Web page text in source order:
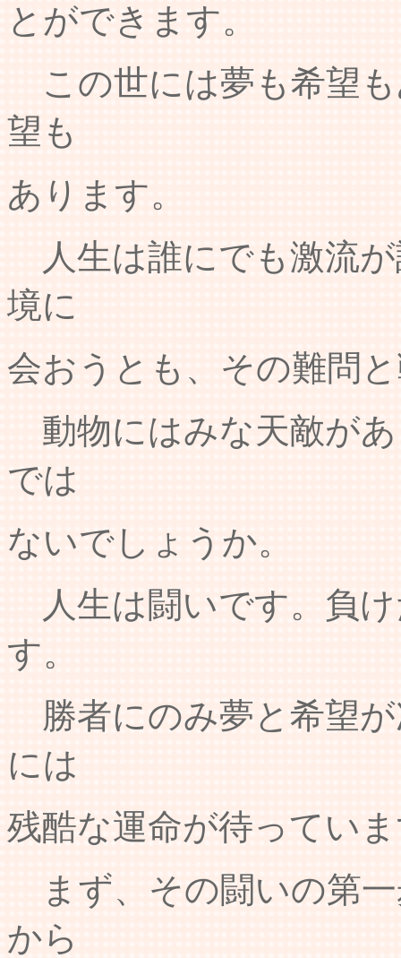
とができます。
この世には夢も希望
望も
あります。
人生は誰にでも激流
境に
会おうとも、その難問
動物にはみな天敵が
では
ないでしょうか。
人生は闘いです。負
す。
勝者にのみ夢と希望
には
残酷な運命が待ってい
まず、その闘いの第
から